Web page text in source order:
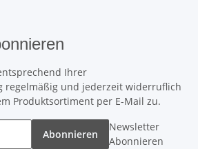
Ihrer
regelmäßig und jederzeit widerruflich
Produktsortiment per E-Mail zu.
Abonnieren
Newsletter
Abonnieren